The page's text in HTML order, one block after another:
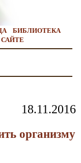
БИБЛИОТЕКА
18.11.2016
организму